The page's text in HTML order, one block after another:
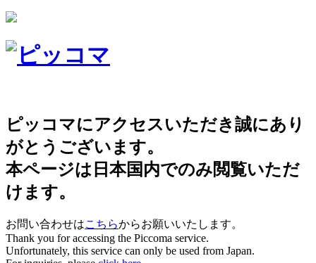
ピッコマにアクセスいただき誠にあり
がとうございます。
本ページは日本国内でのみ閲覧いただ
けます。
お問い合わせはこちらからお願いいたします。
Thank you for accessing the Piccoma service.
Unfortunately, this service can only be used from Japan.